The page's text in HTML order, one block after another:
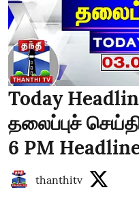
Today
தலைப்புச்
6 PM
thanthitv